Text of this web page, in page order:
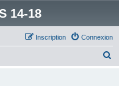
14-18
Connexion
Inscription